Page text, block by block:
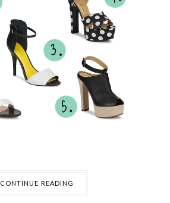
CONTINUE READING